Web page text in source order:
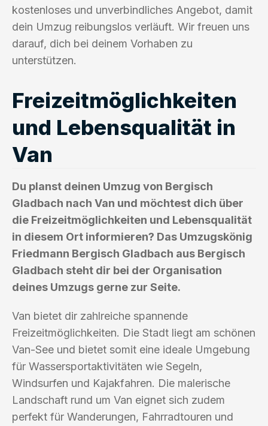
kostenloses und unverbindliches Angebot, damit
dein Umzug reibungslos verläuft. Wir freuen uns
darauf, dich bei deinem Vorhaben zu
unterstützen.
Freizeitmöglichkeiten
und Lebensqualität in
Van
Du planst deinen Umzug von Bergisch
Gladbach nach Van und möchtest dich über
die Freizeitmöglichkeiten und Lebensqualität
in diesem Ort informieren? Das Umzugskönig
Friedmann Bergisch Gladbach aus Bergisch
Gladbach steht dir bei der Organisation
deines Umzugs gerne zur Seite.
Van bietet dir zahlreiche spannende
Freizeitmöglichkeiten. Die Stadt liegt am schönen
Van-See und bietet somit eine ideale Umgebung
für Wassersportaktivitäten wie Segeln,
Windsurfen und Kajakfahren. Die malerische
Landschaft rund um Van eignet sich zudem
perfekt für Wanderungen, Fahrradtouren und